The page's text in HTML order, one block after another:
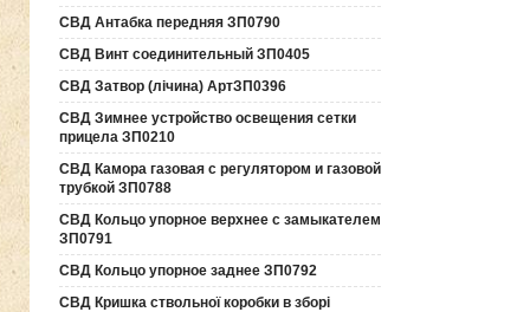
СВД Антабка передняя ЗП0790
СВД Винт соединительный ЗП0405
СВД Затвор (лічина) АртЗП0396
СВД Зимнее устройство освещения сетки
прицела ЗП0210
СВД Камора газовая с регулятором и газовой
трубкой ЗП0788
СВД Кольцо упорное верхнее с замыкателем
ЗП0791
СВД Кольцо упорное заднее ЗП0792
СВД Кришка ствольної коробки в зборі